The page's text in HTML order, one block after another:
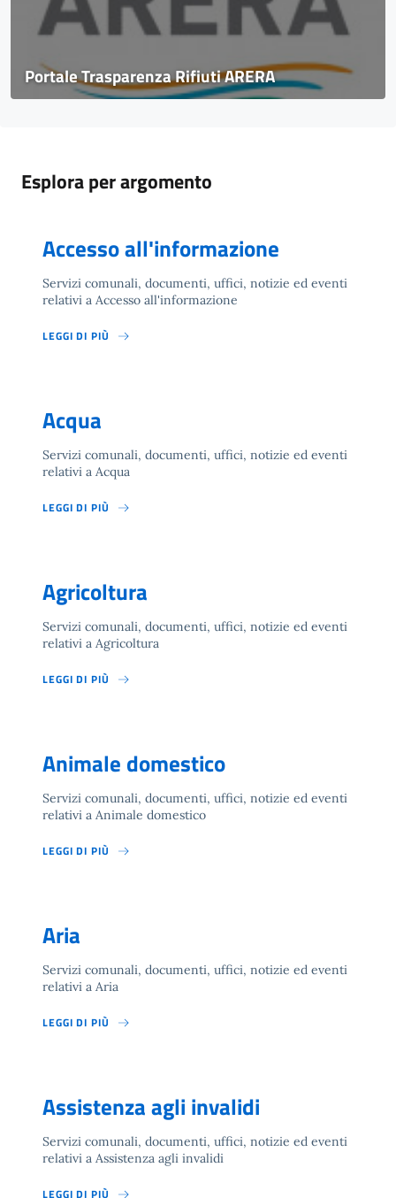
Portale Trasparenza Rifiuti ARERA
Esplora per argomento
Accesso all'informazione
Servizi comunali, documenti, uffici, notizie ed eventi
relativi a Accesso all'informazione
LEGGI DI PIÙ
Acqua
Servizi comunali, documenti, uffici, notizie ed eventi
relativi a Acqua
LEGGI DI PIÙ
Agricoltura
Servizi comunali, documenti, uffici, notizie ed eventi
relativi a Agricoltura
LEGGI DI PIÙ
Animale domestico
Servizi comunali, documenti, uffici, notizie ed eventi
relativi a Animale domestico
LEGGI DI PIÙ
Aria
Servizi comunali, documenti, uffici, notizie ed eventi
relativi a Aria
LEGGI DI PIÙ
Assistenza agli invalidi
Servizi comunali, documenti, uffici, notizie ed eventi
relativi a Assistenza agli invalidi
LEGGI DI PIÙ